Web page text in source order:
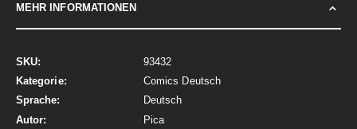
MEHR INFORMATIONEN
Mehr
Informationen
93432
Comics Deutsch
Deutsch
Pica